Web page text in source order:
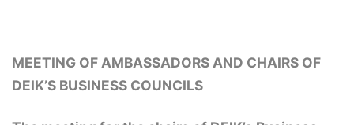
MEETING OF AMBASSADORS AND CHAIRS OF
DEIK’S BUSINESS COUNCILS